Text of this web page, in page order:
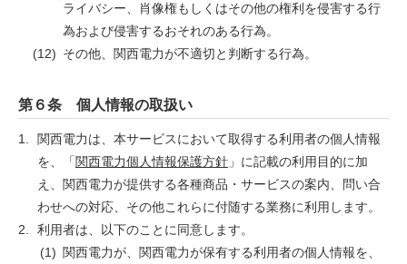
ライバシー、肖像権もしくはその他の権利を侵害する行
為および侵害するおそれのある行為。
その他、関西電力が不適切と判断する行為。
第６条 個人情報の取扱い
関西電力は、本サービスにおいて取得する利用者の個人情報
を、「関西電力個人情報保護方針 」に記載の利用目的に加
え、関西電力が提供する各種商品・サービスの案内、問い合
わせへの対応、その他これらに付随する業務に利用します。
利用者は、以下のことに同意します。
関西電力が、関西電力が保有する利用者の個人情報を、